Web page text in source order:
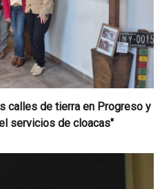
calles de tierra en Progreso y
servicios de cloacas"